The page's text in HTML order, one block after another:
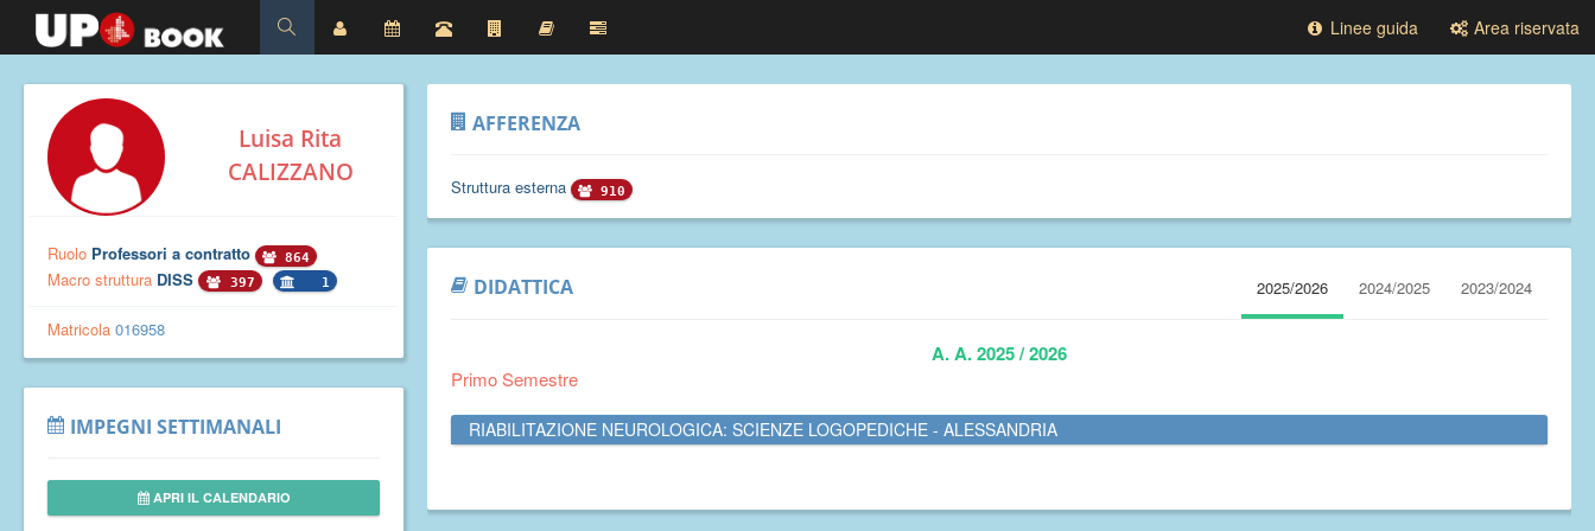
Linee guida Area riservata
Luisa Rita
CALIZZANO
Ruolo Professori a contratto 864
Macro struttura DISS 397 1
Matricola 016958
IMPEGNI SETTIMANALI
APRI IL CALENDARIO
AFFERENZA
Struttura esterna 910
DIDATTICA 2025/2026 2024/2025 2023/2024
A. A. 2025 / 2026
Primo Semestre
RIABILITAZIONE NEUROLOGICA: SCIENZE LOGOPEDICHE - ALESSANDRIA